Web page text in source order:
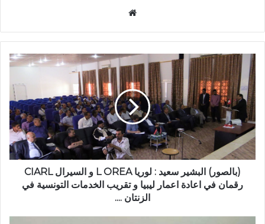
(بالصور) البشير سعيد : لوريا L OREA و السيرال CIARL
رقمان في اعادة اعمار ليبيا و تقريب الخدمات التونسية في
الزنتان ....